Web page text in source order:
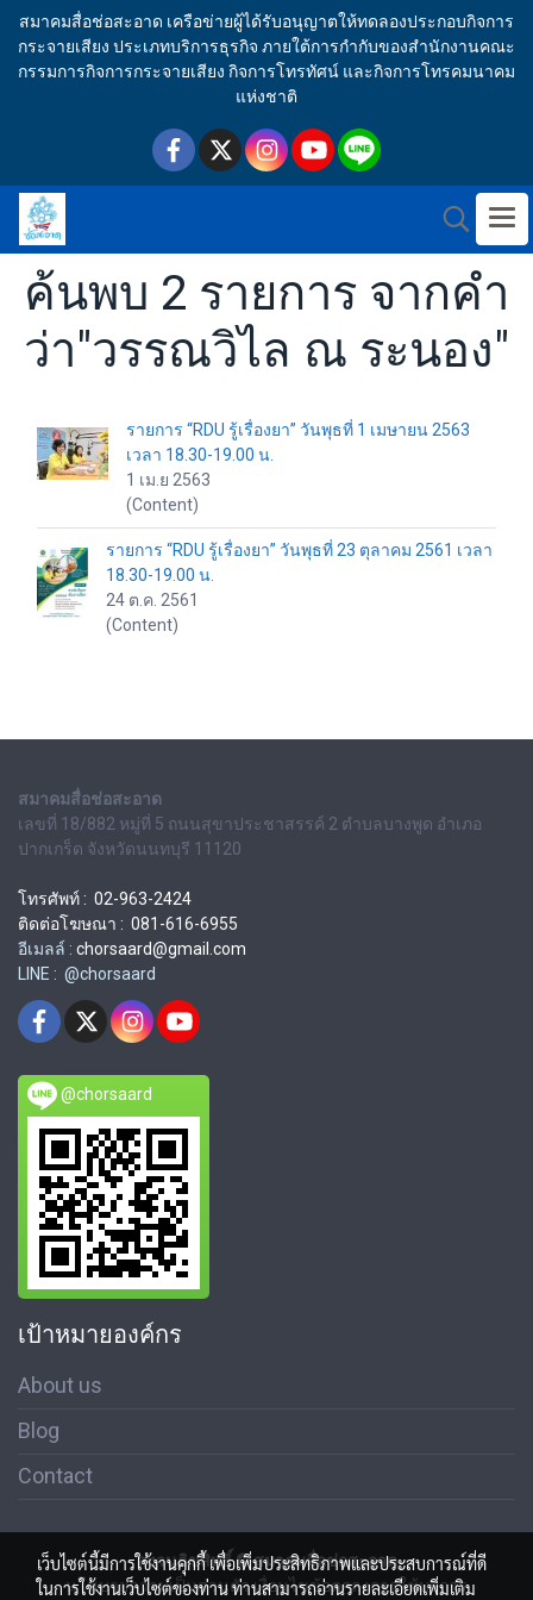
สมาคมสื่อช่อสะอาด เครือข่ายผู้ได้รับอนุญาตให้ทดลองประกอบกิจการ
กระจายเสียง ประเภทบริการธุรกิจ ภายใต้การกำกับของสำนักงานคณะ
กรรมการกิจการกระจายเสียง กิจการโทรทัศน์ และกิจการโทรคมนาคม
แห่งชาติ
ค้นพบ 2 รายการ จากคำ
ว่า"วรรณวิไล ณ ระนอง"
รายการ “RDU รู้เรื่องยา” วันพุธที่ 1 เมษายน 2563
เวลา 18.30-19.00 น.
1 เม.ย 2563
(Content)
รายการ “RDU รู้เรื่องยา” วันพุธที่ 23 ตุลาคม 2561 เวลา
18.30-19.00 น.
24 ต.ค. 2561
(Content)
สมาคมสื่อช่อสะอาด
เลขที่ 18/882 หมู่ที่ 5 ถนนสุขาประชาสรรค์ 2 ตำบลบางพูด อำเภอ
ปากเกร็ด จังหวัดนนทบุรี 11120
โทรศัพท์ : 02-963-2424
ติดต่อโฆษณา : 081-616-6955
อีเมลล์ : chorsaard@gmail.com
LINE : @chorsaard
@chorsaard
เป้าหมายองค์กร
About us
Blog
Contact
สงวนลิขสิทธิ์ © สมาคมสื่อช่อสะอาด
นโนบายความเป็นส่วนตัว เงื่อนไขข้อตกลงการใช้บริการ
เว็บไซต์นี้มีการใช้งานคุกกี้ เพื่อเพิ่มประสิทธิภาพและประสบการณ์ที่ดี
ในการใช้งานเว็บไซต์ของท่าน ท่านสามารถอ่านรายละเอียดเพิ่มเติม